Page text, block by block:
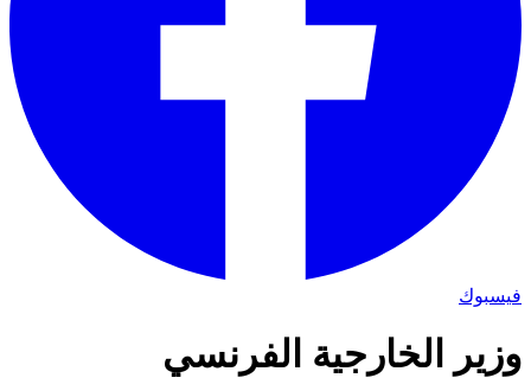
فيسبوك
وزير الخارجية الفرنسي